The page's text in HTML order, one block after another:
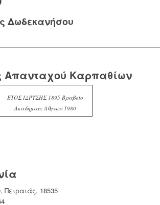
Δωδεκανήσου
Απανταχού Καρπαθίων
ΕΤΟΣ ΙΔΡΥΣΗΣ 1895 Βραβείο
Ακαδημίας Αθηνών 1980
Πειραιάς, 18535